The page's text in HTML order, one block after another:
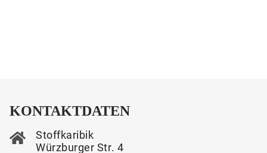
KONTAKTDATEN
Stoffkaribik
Würzburger Str. 4